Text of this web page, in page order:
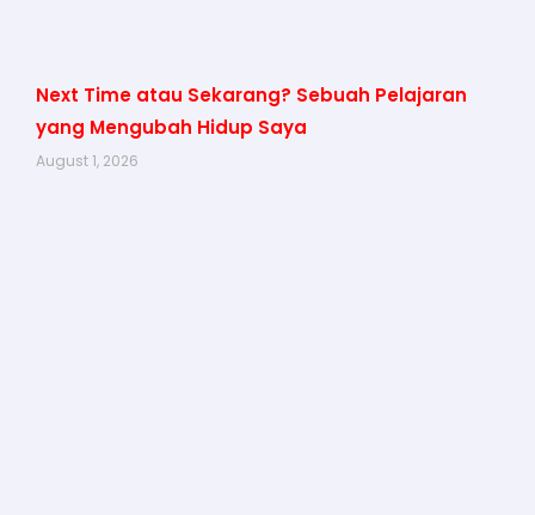
Next Time atau Sekarang? Sebuah Pelajaran
yang Mengubah Hidup Saya
August 1, 2026